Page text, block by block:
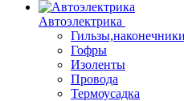
Автоэлектрика
Гофры
Изоленты
Провода
Термоусадка